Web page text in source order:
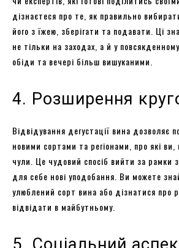
дізнаєтеся про те, як правильно
його з їжею, зберігати та подавати. Ці
не тільки на заходах, а й у
обіди та вечері більш вишуканими.
4. Розширення
Відвідування дегустації вина дозволяє
новими сортами та регіонами, про які
чули. Це чудовий спосіб вийти за рамки
для себе нові уподобання. Ви можете
улюблений сорт вина або дізнатися про
відвідати в майбутньому.